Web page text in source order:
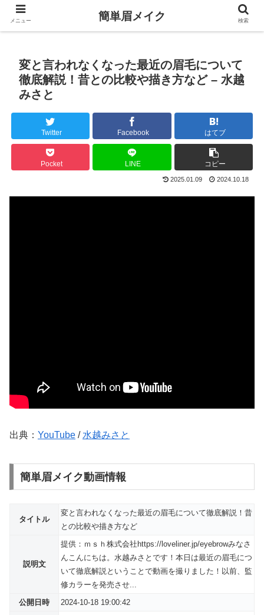
変と言われなくなった最近の眉毛について
徹底解説！昔との比較や描き方など – 水越
みさと
Twitter Facebook はてブ
Pocket LINE コピー
2025.01.09 2024.10.18
出典： YouTube / 水越みさと
簡単眉メイク動画情報
タイトル
変と言われなくなった最近の眉毛について徹底解説！昔
との比較や描き方など
説明文
提供：ｍｓｈ株式会社https://loveliner.jp/eyebrowみなさ
んこんにちは。水越みさとです！本日は最近の眉毛につ
いて徹底解説ということで動画を撮りました！以前、監
修カラーを発売させ...
公開日時
2024-10-18 19:00:42
メニュー 簡単眉メイク 検索